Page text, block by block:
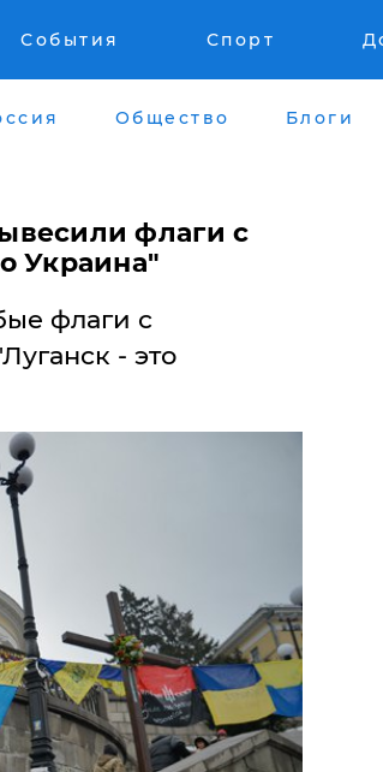
События Спорт
Общество Блоги
флаги с
Украина"
флаги с
- это